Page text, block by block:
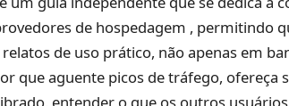
de hospedagem , permitindo
de uso prático, não apenas em
que aguente picos de tráfego, ofereça